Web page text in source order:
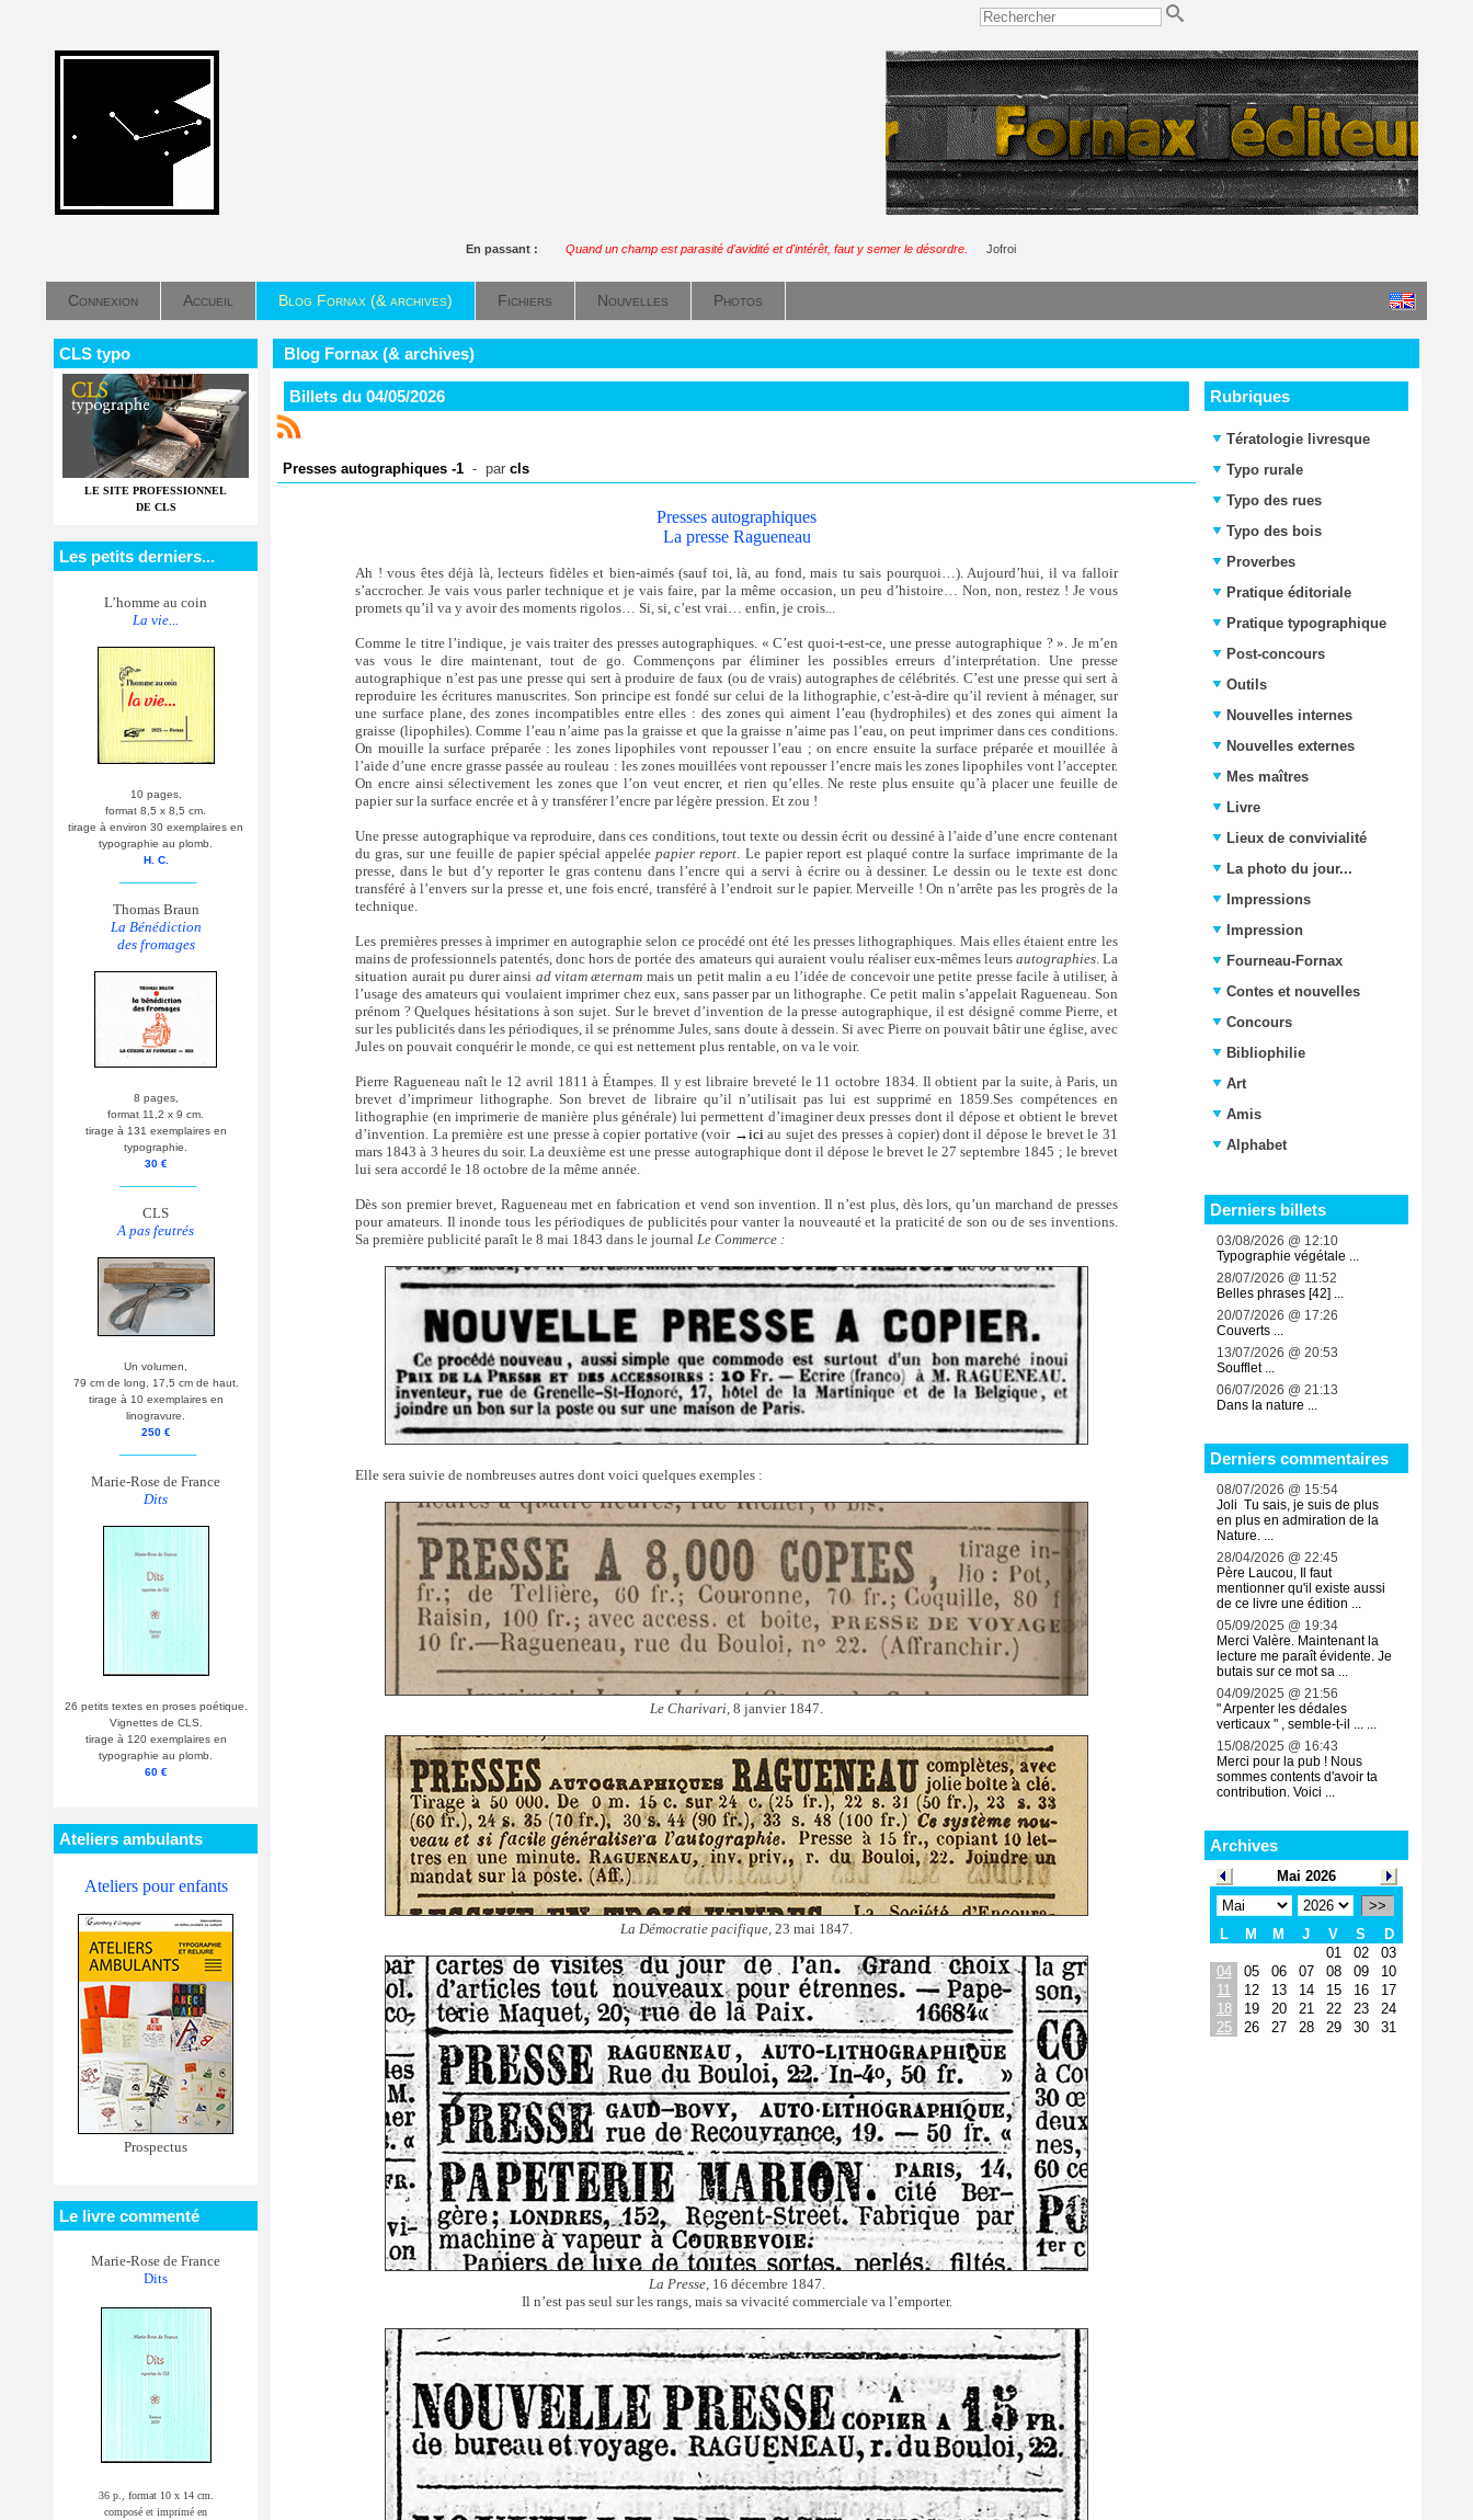
En passant : Quand un champ est parasité d'avidité et d'intérêt, faut y semer le désordre. Jofroi
Connexion Accueil Blog Fornax (& archives) Fichiers Nouvelles Photos
CLS typo
LE SITE PROFESSIONNEL
DE CLS
Les petits derniers...
L’homme au coin
La vie...
10 pages,
format 8,5 x 8,5 cm.
tirage à environ 30 exemplaires en
typographie au plomb.
H. C.
Thomas Braun
La Bénédiction
des fromages
8 pages,
format 11,2 x 9 cm.
tirage à 131 exemplaires en
typographie.
30 €
CLS
A pas feutrés
Un volumen,
79 cm de long, 17,5 cm de haut.
tirage à 10 exemplaires en
linogravure.
250 €
Marie-Rose de France
Dits
26 petits textes en proses poétique.
Vignettes de CLS.
tirage à 120 exemplaires en
typographie au plomb.
60 €
Ateliers ambulants
Ateliers pour enfants
Prospectus
Le livre commenté
Marie-Rose de France
Dits
36 p., format 10 x 14 cm.
composé et imprimé en
Blog Fornax (& archives)
Billets du 04/05/2026
Presses autographiques -1 - par cls
Presses autographiques
La presse Ragueneau
Ah ! vous êtes déjà là, lecteurs fidèles et bien-aimés (sauf toi, là, au fond, mais tu sais pourquoi…). Aujourd’hui, il va falloir
s’accrocher. Je vais vous parler technique et je vais faire, par la même occasion, un peu d’histoire… Non, non, restez ! Je vous
promets qu’il va y avoir des moments rigolos… Si, si, c’est vrai… enfin, je crois...
Comme le titre l’indique, je vais traiter des presses autographiques. « C’est quoi-t-est-ce, une presse autographique ? ». Je m’en
vas vous le dire maintenant, tout de go. Commençons par éliminer les possibles erreurs d’interprétation. Une presse
autographique n’est pas une presse qui sert à produire de faux (ou de vrais) autographes de célébrités. C’est une presse qui sert à
reproduire les écritures manuscrites. Son principe est fondé sur celui de la lithographie, c’est-à-dire qu’il revient à ménager, sur
une surface plane, des zones incompatibles entre elles : des zones qui aiment l’eau (hydrophiles) et des zones qui aiment la
graisse (lipophiles). Comme l’eau n’aime pas la graisse et que la graisse n’aime pas l’eau, on peut imprimer dans ces conditions.
On mouille la surface préparée : les zones lipophiles vont repousser l’eau ; on encre ensuite la surface préparée et mouillée à
l’aide d’une encre grasse passée au rouleau : les zones mouillées vont repousser l’encre mais les zones lipophiles vont l’accepter.
On encre ainsi sélectivement les zones que l’on veut encrer, et rien qu’elles. Ne reste plus ensuite qu’à placer une feuille de
papier sur la surface encrée et à y transférer l’encre par légère pression. Et zou !
Une presse autographique va reproduire, dans ces conditions, tout texte ou dessin écrit ou dessiné à l’aide d’une encre contenant
du gras, sur une feuille de papier spécial appeléepapier report . Le papier report est plaqué contre la surface imprimante de la
presse, dans le but d’y reporter le gras contenu dans l’encre qui a servi à écrire ou à dessiner. Le dessin ou le texte est donc
transféré à l’envers sur la presse et, une fois encré, transféré à l’endroit sur le papier. Merveille ! On n’arrête pas les progrès de la
technique.
Les premières presses à imprimer en autographie selon ce procédé ont été les presses lithographiques. Mais elles étaient entre les
mains de professionnels patentés, donc hors de portée des amateurs qui auraient voulu réaliser eux-mêmes leurs autographies. La
situation aurait pu durer ainsi ad vitam æternam mais un petit malin a eu l’idée de concevoir une petite presse facile à utiliser, à
l’usage des amateurs qui voulaient imprimer chez eux, sans passer par un lithographe. Ce petit malin s’appelait Ragueneau. Son
prénom ? Quelques hésitations à son sujet. Sur le brevet d’invention de la presse autographique, il est désigné comme Pierre, et
sur les publicités dans les périodiques, il se prénomme Jules, sans doute à dessein. Si avec Pierre on pouvait bâtir une église, avec
Jules on pouvait conquérir le monde, ce qui est nettement plus rentable, on va le voir.
Pierre Ragueneau naît le 12 avril 1811 à Étampes. Il y est libraire breveté le 11 octobre 1834. Il obtient par la suite, à Paris, un
brevet d’imprimeur lithographe. Son brevet de libraire qu’il n’utilisait pas lui est supprimé en 1859.Ses compétences en
lithographie (en imprimerie de manière plus générale) lui permettent d’imaginer deux presses dont il dépose et obtient le brevet
d’invention. La première est une presse à copier portative (voir →ici au sujet des presses à copier) dont il dépose le brevet le 31
mars 1843 à 3 heures du soir. La deuxième est une presse autographique dont il dépose le brevet le 27 septembre 1845 ; le brevet
lui sera accordé le 18 octobre de la même année.
Dès son premier brevet, Ragueneau met en fabrication et vend son invention. Il n’est plus, dès lors, qu’un marchand de presses
pour amateurs. Il inonde tous les périodiques de publicités pour vanter la nouveauté et la praticité de son ou de ses inventions.
Sa première publicité paraît le 8 mai 1843 dans le journal Le Commerce :
Elle sera suivie de nombreuses autres dont voici quelques exemples :
Le Charivari, 8 janvier 1847.
La Démocratie pacifique, 23 mai 1847.
La Presse, 16 décembre 1847.
Il n’est pas seul sur les rangs, mais sa vivacité commerciale va l’emporter.
Rubriques
Tératologie livresque
Typo rurale
Typo des rues
Typo des bois
Proverbes
Pratique éditoriale
Pratique typographique
Post-concours
Outils
Nouvelles internes
Nouvelles externes
Mes maîtres
Livre
Lieux de convivialité
La photo du jour...
Impressions
Impression
Fourneau-Fornax
Contes et nouvelles
Concours
Bibliophilie
Art
Amis
Alphabet
Derniers billets
03/08/2026 @ 12:10
Typographie végétale ...
28/07/2026 @ 11:52
Belles phrases [42] ...
20/07/2026 @ 17:26
Couverts ...
13/07/2026 @ 20:53
Soufflet ...
06/07/2026 @ 21:13
Dans la nature ...
Derniers commentaires
08/07/2026 @ 15:54
Joli Tu sais, je suis de plus
en plus en admiration de la
Nature. ...
28/04/2026 @ 22:45
Père Laucou, Il faut
mentionner qu'il existe aussi
de ce livre une édition ...
05/09/2025 @ 19:34
Merci Valère. Maintenant la
lecture me paraît évidente. Je
butais sur ce mot sa ...
04/09/2025 @ 21:56
" Arpenter les dédales
verticaux " , semble-t-il ... ...
15/08/2025 @ 16:43
Merci pour la pub ! Nous
sommes contents d'avoir ta
contribution. Voici ...
Archives
Mai 2026
>>
L
M M J V S
D
01
02
03
04
05 06 07 08 09
10
11
12 13 14 15 16
17
18
19 20 21 22 23
24
25
26 27 28 29 30 31